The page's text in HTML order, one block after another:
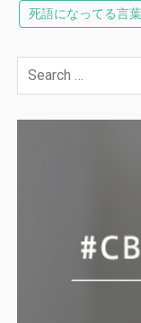
死語になってる言葉